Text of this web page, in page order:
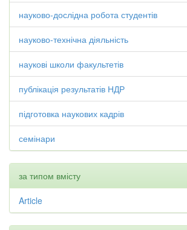
науково-дослідна робота студентів
науково-технічна діяльність
наукові школи факультетів
публікація результатів НДР
підготовка наукових кадрів
семінари
за типом вмісту
Article